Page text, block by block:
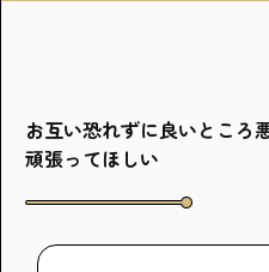
お互い恐れずに良いところ
頑張ってほしい